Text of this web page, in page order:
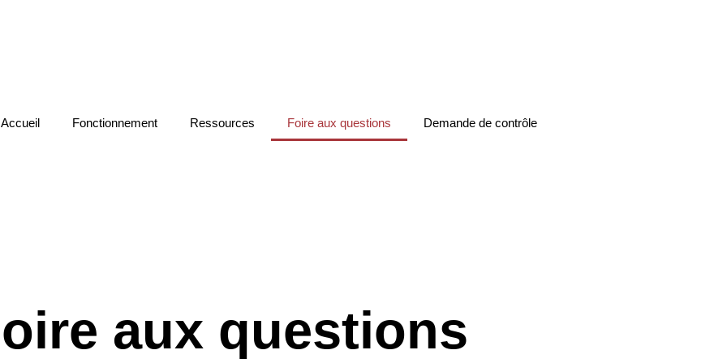
Accueil Fonctionnement Ressources Foire aux questions Demande de contrôle
aux questions